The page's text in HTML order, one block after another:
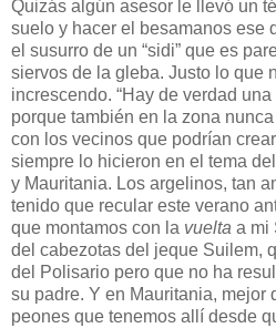
Quizás algún asesor le llevó un
suelo y hacer el besamanos ese
el susurro de un “sidi” que es
siervos de la gleba. Justo lo que
increscendo. “Hay de verdad
porque también en la zona
con los vecinos que podrían
siempre lo hicieron en el tema
y Mauritania. Los argelinos, tan
tenido que recular este verano
que montamos con la vuelta a mi
del cabezotas del jeque Suilem,
del Polisario pero que no ha
su padre. Y en Mauritania, mejor
peones que tenemos allí desde